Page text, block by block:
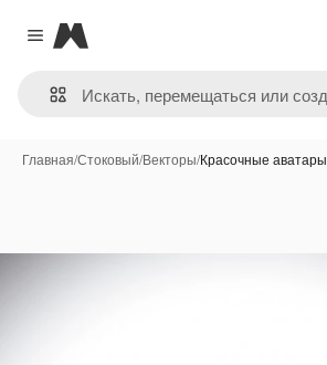
Close menu
Magnific
Главная/Стоковый/Векторы/Красочные аватары